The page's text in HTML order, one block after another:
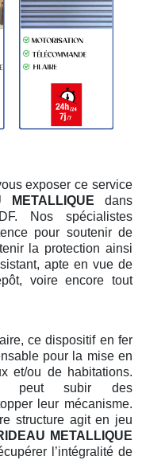
exposer ce service
METALLIQUE dans
Nos spécialistes
pour soutenir de
la protection ainsi
apte en vue de
voire encore tout
ce dispositif en fer
pour la mise en
et/ou de habitations.
peut subir des
leur mécanisme.
structure agit en jeu
METALLIQUE
l’intégralité de